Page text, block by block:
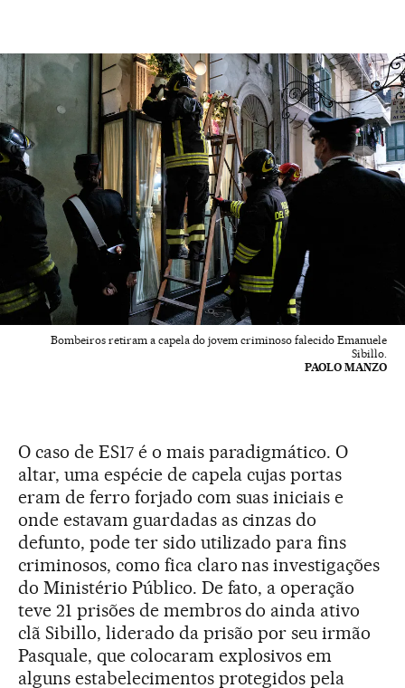
Bombeiros retiram a capela do jovem criminoso falecido Emanuele
Sibillo.
PAOLO MANZO
O caso de ES17 é o mais paradigmático. O
altar, uma espécie de capela cujas portas
eram de ferro forjado com suas iniciais e
onde estavam guardadas as cinzas do
defunto, pode ter sido utilizado para fins
criminosos, como fica claro nas investigações
do Ministério Público. De fato, a operação
teve 21 prisões de membros do ainda ativo
clã Sibillo, liderado da prisão por seu irmão
Pasquale, que colocaram explosivos em
alguns estabelecimentos protegidos pela